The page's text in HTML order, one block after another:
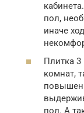
пол,
иначе
Плитка 3
комнат,
пол. А